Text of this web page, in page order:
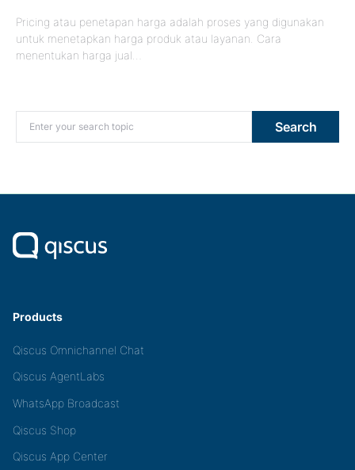
Pricing atau penetapan harga adalah proses yang digunakan
untuk menetapkan harga produk atau layanan. Cara
menentukan harga jual…
Search for: Search
Products
Qiscus Omnichannel Chat
Qiscus AgentLabs
WhatsApp Broadcast
Qiscus Shop
Qiscus App Center